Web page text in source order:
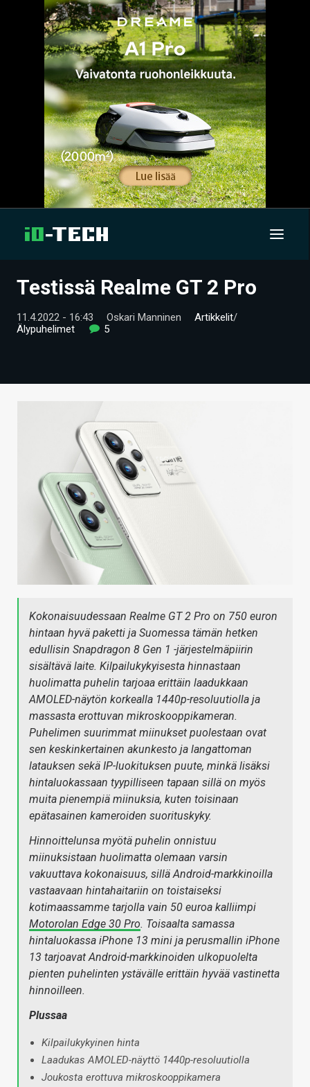
UUTISET
ARTIKKELIT
TECHBBS
KAUPPA
VAIHDA TEEMA
Testissä Realme GT 2 Pro
11.4.2022 - 16:43 Oskari Manninen Artikkelit/
Älypuhelimet
5
Kokonaisuudessaan Realme GT 2 Pro on 750 euron
hintaan hyvä paketti ja Suomessa tämän hetken
edullisin Snapdragon 8 Gen 1 -järjestelmäpiirin
sisältävä laite. Kilpailukykyisesta hinnastaan
huolimatta puhelin tarjoaa erittäin laadukkaan
AMOLED-näytön korkealla 1440p-resoluutiolla ja
massasta erottuvan mikroskooppikameran.
Puhelimen suurimmat miinukset puolestaan ovat
sen keskinkertainen akunkesto ja langattoman
latauksen sekä IP-luokituksen puute, minkä lisäksi
hintaluokassaan tyypilliseen tapaan sillä on myös
muita pienempiä miinuksia, kuten toisinaan
epätasainen kameroiden suorituskyky.
Hinnoittelunsa myötä puhelin onnistuu
miinuksistaan huolimatta olemaan varsin
vakuuttava kokonaisuus, sillä Android-markkinoilla
vastaavaan hintahaitariin on toistaiseksi
kotimaassamme tarjolla vain 50 euroa kalliimpi
Motorolan Edge 30 Pro. Toisaalta samassa
hintaluokassa iPhone 13 mini ja perusmallin iPhone
13 tarjoavat Android-markkinoiden ulkopuolelta
pienten puhelinten ystävälle erittäin hyvää vastinetta
hinnoilleen.
Plussaa
Kilpailukykyinen hinta
Laadukas AMOLED-näyttö 1440p-resoluutiolla
Joukosta erottuva mikroskooppikamera